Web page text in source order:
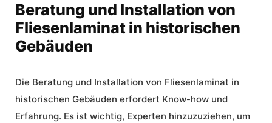
Beratung und Installation von
Fliesenlaminat in historischen
Gebäuden
Die Beratung und Installation von Fliesenlaminat in
historischen Gebäuden erfordert Know-how und
Erfahrung. Es ist wichtig, Experten hinzuzuziehen, um